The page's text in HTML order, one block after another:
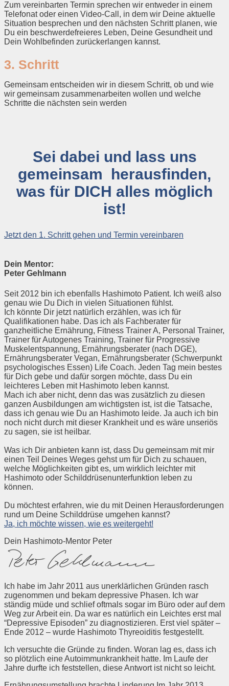
Zum vereinbarten Termin sprechen wir entweder in einem
Telefonat oder einen Video-Call, in dem wir Deine aktuelle
Situation besprechen und den nächsten Schritt planen, wie
Du ein beschwerdefreieres Leben, Deine Gesundheit und
Dein Wohlbefinden zurückerlangen kannst.
3. Schritt
Gemeinsam entscheiden wir in diesem Schritt, ob und wie
wir gemeinsam zusammenarbeiten wollen und welche
Schritte die nächsten sein werden
Sei dabei und lass uns
gemeinsam herausfinden,
was für DICH alles möglich
ist!
Jetzt den 1. Schritt gehen und Termin vereinbaren
Dein Mentor:
Peter Gehlmann
Seit 2012 bin ich ebenfalls Hashimoto Patient. Ich weiß also
genau wie Du Dich in vielen Situationen fühlst.
Ich könnte Dir jetzt natürlich erzählen, was ich für
Qualifikationen habe. Das ich als Fachberater für
ganzheitliche Ernährung, Fitness Trainer A, Personal Trainer,
Trainer für Autogenes Training, Trainer für Progressive
Muskelentspannung, Ernährungsberater (nach DGE),
Ernährungsberater Vegan, Ernährungsberater (Schwerpunkt
psychologisches Essen) Life Coach. Jeden Tag mein bestes
für Dich gebe und dafür sorgen möchte, dass Du ein
leichteres Leben mit Hashimoto leben kannst.
Mach ich aber nicht, denn das was zusätzlich zu diesen
ganzen Ausbildungen am wichtigsten ist, ist die Tatsache,
dass ich genau wie Du an Hashimoto leide. Ja auch ich bin
noch nicht durch mit dieser Krankheit und es wäre unseriös
zu sagen, sie ist heilbar.
Was ich Dir anbieten kann ist, dass Du gemeinsam mit mir
einen Teil Deines Weges gehst um für Dich zu schauen,
welche Möglichkeiten gibt es, um wirklich leichter mit
Hashimoto oder Schilddrüsenunterfunktion leben zu
können.
Du möchtest erfahren, wie du mit Deinen Herausforderungen
rund um Deine Schilddrüse umgehen kannst?
Ja, ich möchte wissen, wie es weitergeht!
Dein Hashimoto-Mentor Peter
Ich habe im Jahr 2011 aus unerklärlichen Gründen rasch
zugenommen und bekam depressive Phasen. Ich war
ständig müde und schlief oftmals sogar im Büro oder auf dem
Weg zur Arbeit ein. Da war es natürlich ein Leichtes erst mal
“Depressive Episoden” zu diagnostizieren. Erst viel später –
Ende 2012 – wurde Hashimoto Thyreoiditis festgestellt.
Ich versuchte die Gründe zu finden. Woran lag es, dass ich
so plötzlich eine Autoimmunkrankheit hatte. Im Laufe der
Jahre durfte ich feststellen, diese Antwort ist nicht so leicht.